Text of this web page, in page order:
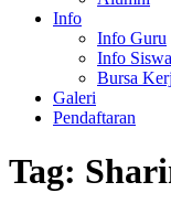
Info
Info Guru
Info Siswa
Bursa
Galeri
Pendaftaran
Tag: